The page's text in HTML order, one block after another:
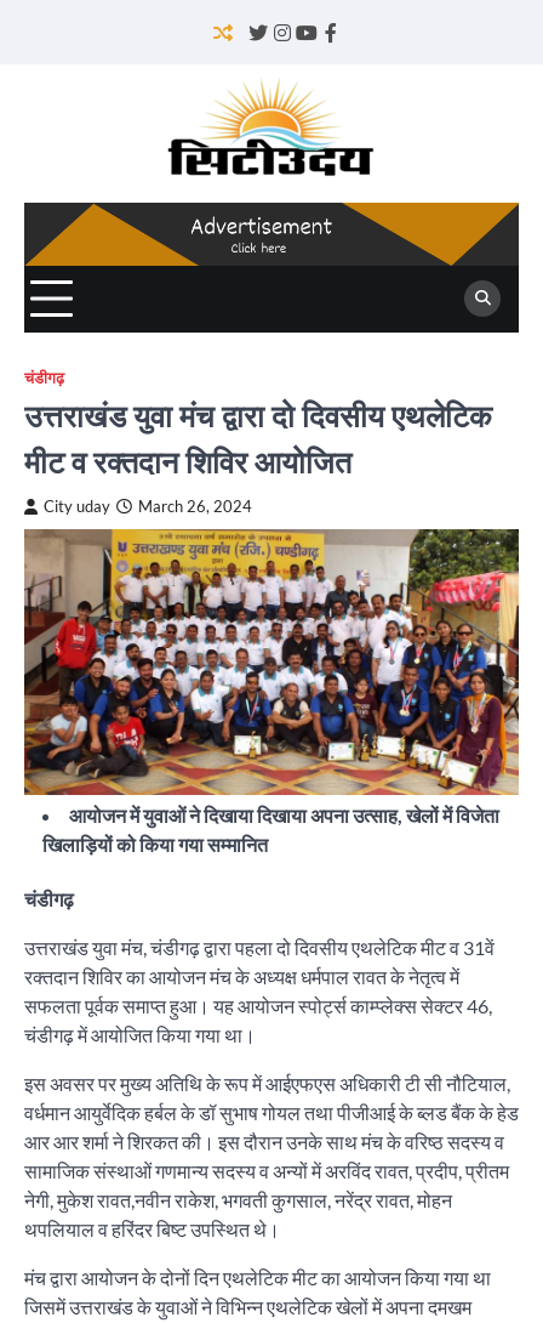
Twitter
Instagram
YouTube
Facebook
चंडीगढ़
उत्तराखंड युवा मंच द्वारा दो दिवसीय एथलेटिक
मीट व रक्तदान शिविर आयोजित
City uday March 26, 2024
आयोजन में युवाओं ने दिखाया दिखाया अपना उत्साह, खेलों में विजेता
खिलाड़ियों को किया गया सम्मानित
चंडीगढ़
उत्तराखंड युवा मंच, चंडीगढ़ द्वारा पहला दो दिवसीय एथलेटिक मीट व 31वें
रक्तदान शिविर का आयोजन मंच के अध्यक्ष धर्मपाल रावत के नेतृत्व में
सफलता पूर्वक समाप्त हुआ। यह आयोजन स्पोर्ट्स काम्प्लेक्स सेक्टर 46,
चंडीगढ़ में आयोजित किया गया था।
इस अवसर पर मुख्य अतिथि के रूप में आईएफएस अधिकारी टी सी नौटियाल,
वर्धमान आयुर्वेदिक हर्बल के डॉ सुभाष गोयल तथा पीजीआई के ब्लड बैंक के हेड
आर आर शर्मा ने शिरकत की। इस दौरान उनके साथ मंच के वरिष्ठ सदस्य व
सामाजिक संस्थाओं गणमान्य सदस्य व अन्यों में अरविंद रावत, प्रदीप, प्रीतम
नेगी, मुकेश रावत,नवीन राकेश, भगवती कुगसाल, नरेंद्र रावत, मोहन
थपलियाल व हरिंदर बिष्ट उपस्थित थे।
मंच द्वारा आयोजन के दोनों दिन एथलेटिक मीट का आयोजन किया गया था
जिसमें उत्तराखंड के युवाओं ने विभिन्न एथलेटिक खेलों में अपना दमखम